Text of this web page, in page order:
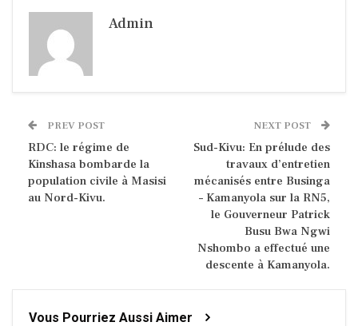
Admin
PREV POST
RDC: le régime de
Kinshasa bombarde la
population civile à Masisi
au Nord-Kivu.
NEXT POST
Sud-Kivu: En prélude des
travaux d’entretien
mécanisés entre Businga
– Kamanyola sur la RN5,
le Gouverneur Patrick
Busu Bwa Ngwi
Nshombo a effectué une
descente à Kamanyola.
Vous Pourriez Aussi Aimer